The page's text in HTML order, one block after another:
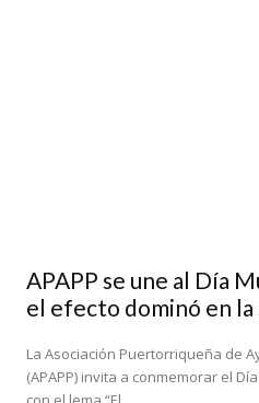
APAPP se une al Día
el efecto dominó en la
La Asociación Puertorriqueña de
(APAPP) invita a conmemorar el